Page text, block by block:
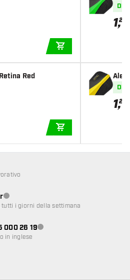
Red
1,20
1,20
Servizio clienti non disponibile
i giorni della settimana
000 26 19Servizio clienti non disponibile
in inglese